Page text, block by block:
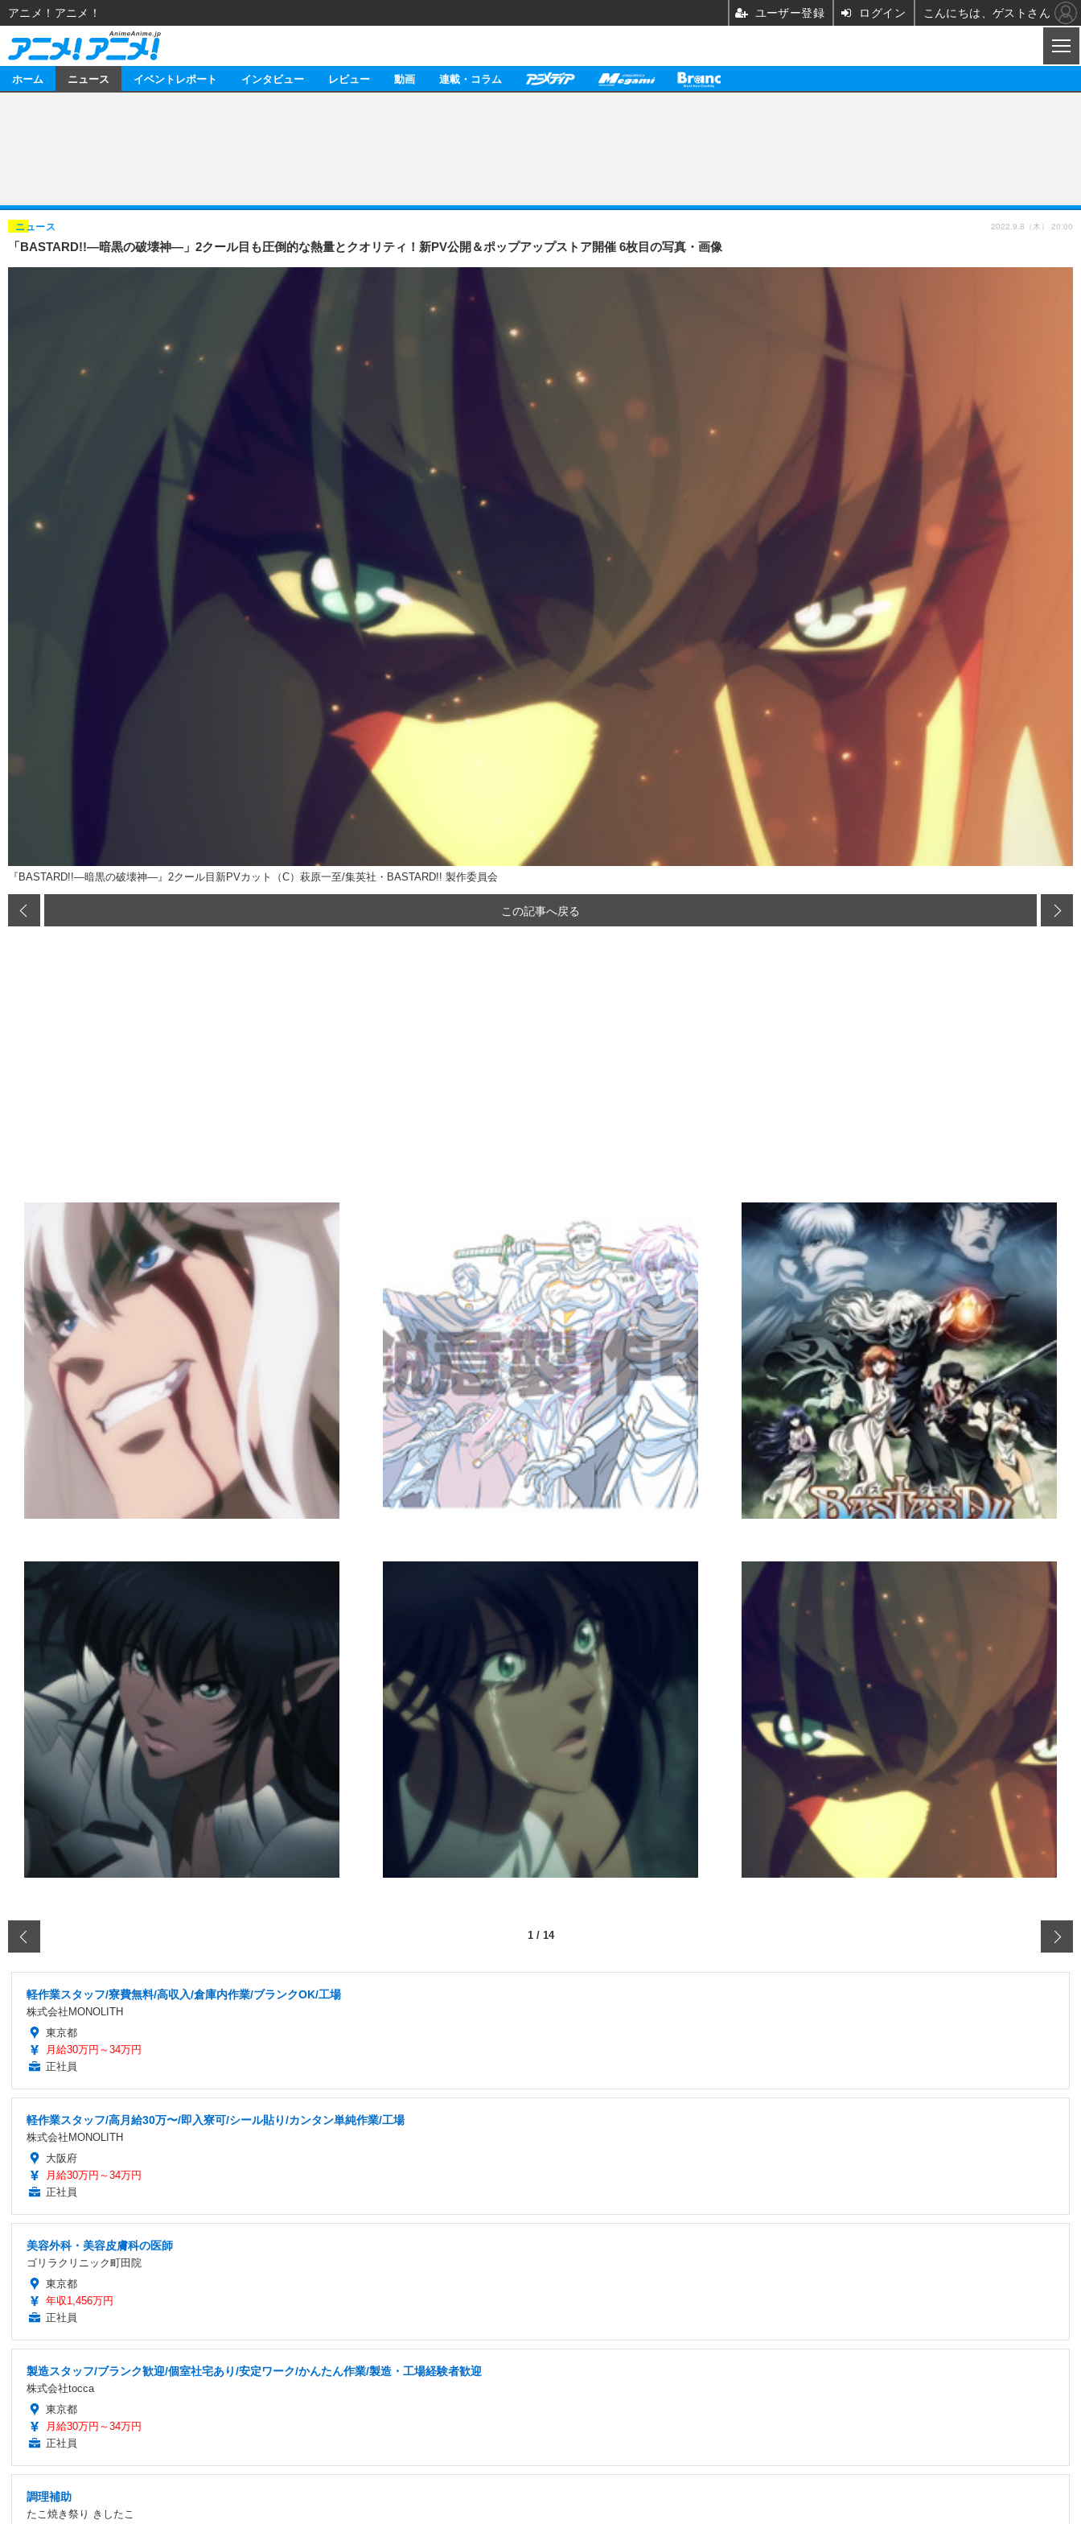
ゲーム
イベント
海外イベント
俳優・タレント
ビジネス
アニメ
書評 イベント
ゲーム
動画
アニメ 映画/ドラマ
アニメ！アニメ！TV ABEMA Cafe
ホーム ニュース イベントレポート インタビュー レビュー 動画 連載・コラム
「BASTARD!!―暗黒の破壊神―」2クール目も圧倒的な熱量とクオリティ！新PV公開＆ポップアップストア開催 6枚目の写真・画像
ニュース 2022.9.8（木） 20:00
『BASTARD!!―暗黒の破壊神―』2クール目新PVカット（C）萩原一至/集英社・BASTARD!! 製作委員会
この記事へ戻る
1/ 14
軽作業スタッフ/寮費無料/高収入/倉庫内作業/ブランクOK/工場
株式会社MONOLITH
東京都
月給30万円～34万円
正社員
軽作業スタッフ/高月給30万〜/即入寮可/シール貼り/カンタン単純作業/工場
株式会社MONOLITH
大阪府
月給30万円～34万円
正社員
美容外科・美容皮膚科の医師
ゴリラクリニック町田院
東京都
年収1,456万円
正社員
製造スタッフ/ブランク歓迎/個室社宅あり/安定ワーク/かんたん作業/製造・工場経験者歓迎
株式会社tocca
東京都
月給30万円～34万円
正社員
調理補助
たこ焼き祭り きしたこ
アニメ！アニメ！ ユーザー登録 ログイン こんにちは、ゲストさん